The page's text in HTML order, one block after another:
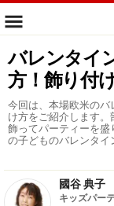
バレンタイ
方！飾り付
今回は、本場欧米の
け方をご紹介します
飾ってパーティーを
の子どものバレンタイ
國谷 典子
キッズパー